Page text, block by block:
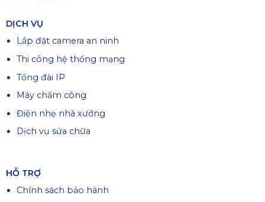
DỊCH VỤ
Lắp đặt camera an ninh
Thi công hệ thống mạng
Tổng đài IP
Máy chấm công
Điện nhẹ nhà xưởng
Dịch vụ sửa chữa
HỖ TRỢ
Chính sách bảo hành